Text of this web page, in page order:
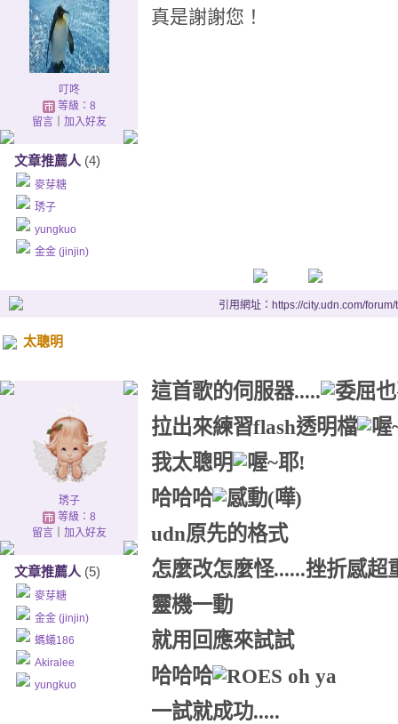
叮咚
等級：8
留言｜ 加入好友
文章推薦人 (4)
麥芽糖
琇子
yungkuo
金金 (jinjin)
真是謝謝您！
引用網址：https://city.udn.com/
太聰明
琇子
等級：8
留言｜ 加入好友
文章推薦人 (5)
麥芽糖
金金 (jinjin)
螞蟻186
Akiralee
yungkuo
這首歌的伺服器.....
拉出來練習flash透明檔
我太聰明
哈哈哈
udn原先的格式
怎麼改怎麼怪......挫折感超
靈機一動
就用回應來試試
哈哈哈
一試就成功.....